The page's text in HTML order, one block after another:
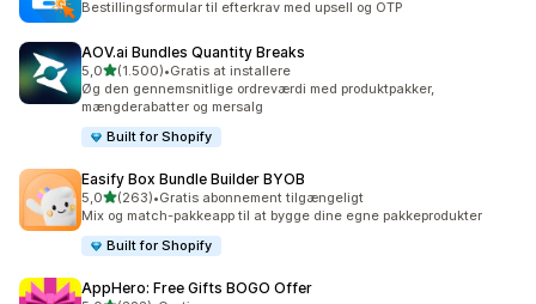
Bestillingsformular til efterkrav med upsell og OTP
AOV.ai Bundles Quantity Breaks
5,0ud af 5 stjerner
(1.500)
1500 anmeldelser i alt
•Gratis at installere
Øg den gennemsnitlige ordreværdi med produktpakker,
mængderabatter og mersalg
Built for Shopify
Easify Box Bundle Builder BYOB
5,0ud af 5 stjerner
(263)
263 anmeldelser i alt
•Gratis abonnement tilgængeligt
Mix og match-pakkeapp til at bygge dine egne pakkeprodukter
Built for Shopify
AppHero: Free Gifts BOGO Offer